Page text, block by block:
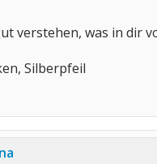
verstehen, was in dir
Silberpfeil